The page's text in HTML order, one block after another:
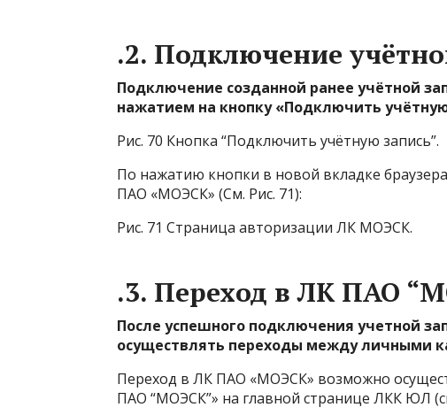
.2. Подключение
Подключение созданной ранее учётной
нажатием на кнопку «Подключить учётную
Рис. 70 Кнопка “Подключить учётную запись”.
По нажатию кнопки в новой вкладке
ПАО «МОЭСК» (См. Рис. 71):
Рис. 71 Страница авторизации ЛК МОЭСК.
.3. Переход в ЛК ПАО
После успешного подключения учетной
осуществлять переходы между личными
Переход в ЛК ПАО «МОЭСК» возможно
ПАО “МОЭСК”» на главной странице ЛКК ЮЛ